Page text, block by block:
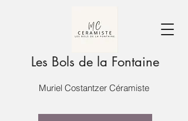
Les Bols de la Fontaine
Muriel Costantzer Céramiste